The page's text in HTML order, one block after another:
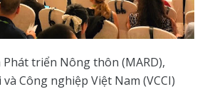
triển Nông thôn (MARD),
Công nghiệp Việt Nam (VCCI)